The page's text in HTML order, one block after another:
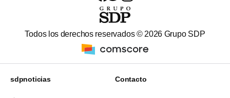
Todos los derechos reservados ©2026 Grupo SDP
sdpnoticias Contacto